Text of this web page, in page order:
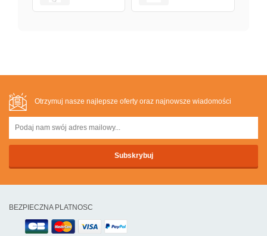
Otrzymuj nasze najlepsze oferty oraz najnowsze wiadomości
BEZPIECZNA PLATNOSC